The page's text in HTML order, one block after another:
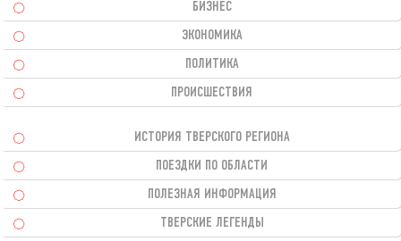
БИЗНЕС
ЭКОНОМИКА
ПОЛИТИКА
ПРОИСШЕСТВИЯ
ИСТОРИЯ ТВЕРСКОГО РЕГИОНА
ПОЕЗДКИ ПО ОБЛАСТИ
ПОЛЕЗНАЯ ИНФОРМАЦИЯ
ТВЕРСКИЕ ЛЕГЕНДЫ